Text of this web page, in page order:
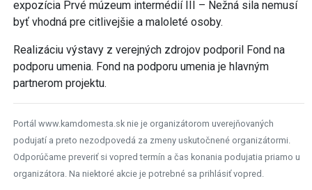
expozícia Prvé múzeum intermédií III – Nežná sila nemusí
byť vhodná pre citlivejšie a maloleté osoby.
Realizáciu výstavy z verejných zdrojov podporil Fond na
podporu umenia. Fond na podporu umenia je hlavným
partnerom projektu.
Portál www.kamdomesta.sk nie je organizátorom uverejňovaných
podujatí a preto nezodpovedá za zmeny uskutočnené organizátormi.
Odporúčame preveriť si vopred termín a čas konania podujatia priamo u
organizátora. Na niektoré akcie je potrebné sa prihlásiť vopred.